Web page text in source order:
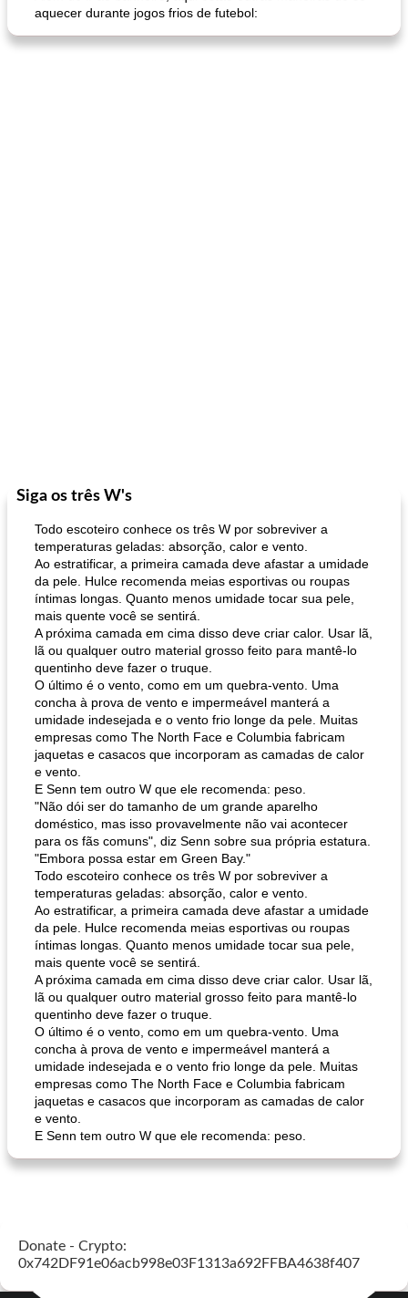
pão plano (out) macarrão e cenouras com ervas picadas
aquecer durante jogos frios de futebol:
Siga os três W's
Todo escoteiro conhece os três W por sobreviver a
temperaturas geladas: absorção, calor e vento.
Ao estratificar, a primeira camada deve afastar a umidade
da pele. Hulce recomenda meias esportivas ou roupas
íntimas longas. Quanto menos umidade tocar sua pele,
mais quente você se sentirá.
A próxima camada em cima disso deve criar calor. Usar lã,
lã ou qualquer outro material grosso feito para mantê-lo
quentinho deve fazer o truque.
O último é o vento, como em um quebra-vento. Uma
concha à prova de vento e impermeável manterá a
umidade indesejada e o vento frio longe da pele. Muitas
empresas como The North Face e Columbia fabricam
jaquetas e casacos que incorporam as camadas de calor
e vento.
E Senn tem outro W que ele recomenda: peso.
"Não dói ser do tamanho de um grande aparelho
doméstico, mas isso provavelmente não vai acontecer
para os fãs comuns", diz Senn sobre sua própria estatura.
"Embora possa estar em Green Bay."
Todo escoteiro conhece os três W por sobreviver a
temperaturas geladas: absorção, calor e vento.
Ao estratificar, a primeira camada deve afastar a umidade
da pele. Hulce recomenda meias esportivas ou roupas
íntimas longas. Quanto menos umidade tocar sua pele,
mais quente você se sentirá.
A próxima camada em cima disso deve criar calor. Usar lã,
lã ou qualquer outro material grosso feito para mantê-lo
quentinho deve fazer o truque.
O último é o vento, como em um quebra-vento. Uma
concha à prova de vento e impermeável manterá a
umidade indesejada e o vento frio longe da pele. Muitas
empresas como The North Face e Columbia fabricam
jaquetas e casacos que incorporam as camadas de calor
e vento.
E Senn tem outro W que ele recomenda: peso.
Donate - Crypto:
0x742DF91e06acb998e03F1313a692FFBA4638f407